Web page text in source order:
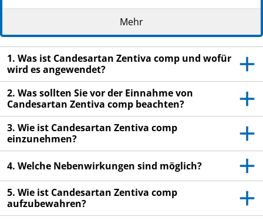
Wenn Sie weitere Fragen haben, wenden Sie sich
an Ihren Arzt oder Apotheker.
Dieses Arzneimittel wurde Ihnen persönlich
verschrieben. Geben Sie es nicht an Dritte weiter.
Es kann anderen Menschen schaden, auch wenn
diese die gleichen Beschwerden haben wie Sie.
Wenn Sie Nebenwirkungen bemerken, wenden Sie
sich an Ihren Arzt oder Apotheker. Dies gilt auch
für Nebenwirkungen, die nicht in dieser
Packungsbeilage angegeben sind. Siehe Abschnitt
4.
Mehr
1. Was ist Candesartan Zentiva comp und wofür
wird es angewendet?
2. Was sollten Sie vor der Einnahme von
Candesartan Zentiva comp beachten?
3. Wie ist Candesartan Zentiva comp
einzunehmen?
4. Welche Nebenwirkungen sind möglich?
5. Wie ist Candesartan Zentiva comp
aufzubewahren?